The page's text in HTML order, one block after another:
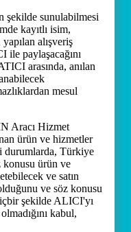
sunulabilmesi
kayıtlı isim,
alışveriş
paylaşacağını
arasında, anılan
mesul
Aracı Hizmet
ürün ve hizmetler
durumlarda, Türkiye
konusu ürün ve
ve satın
ve söz konusu
şekilde ALICI'yı
kabul,